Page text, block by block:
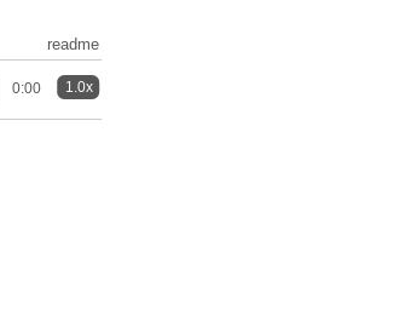
readme
0:00 1.0x